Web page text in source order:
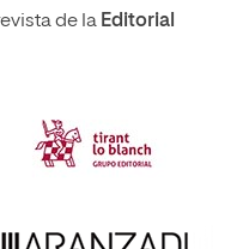
de la Editorial